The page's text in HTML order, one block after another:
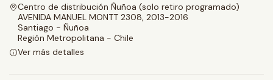
Centro de distribución Ñuñoa (solo retiro programado)
AVENIDA MANUEL MONTT 2308, 2013-2016
Santiago - Ñuñoa
Región Metropolitana - Chile
Ver más detalles